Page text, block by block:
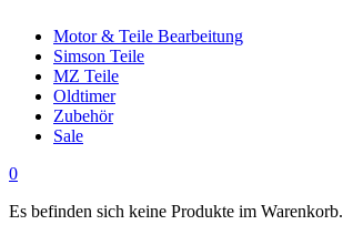
Motor & Teile Bearbeitung
Simson Teile
MZ Teile
Oldtimer
Zubehör
Sale
0
Es befinden sich keine Produkte im Warenkorb.